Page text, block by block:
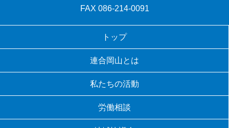
FAX 086-214-0091
トップ
連合岡山とは
私たちの活動
労働相談